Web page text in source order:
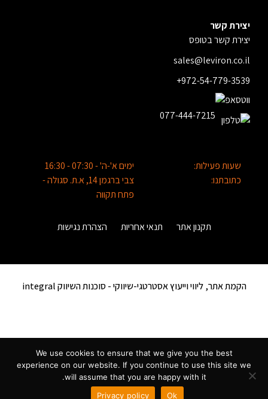
יצירת קשר
יצירת קשר בטופס
sales@leviron.co.il
+972-54-779-3539
077-444-7215
שעות פעילות:
ימים א'-ה' - 07:30 - 16:30
כתובתנו:
צבי ברגמן 14, א.ת. סגולה -
פתח תקווה
תקנון אתר תנאי אחריות הצהרת נגישות
הקמת אתר, ליווי וייעוץ אסטרטגי-שיווקי -סוכנות השיווק integral
שלחו ווטסאפ
We use cookies to ensure that we give you the best
experience on our website. If you continue to use this site we
will assume that you are happy with it.
Ok
Privacy policy